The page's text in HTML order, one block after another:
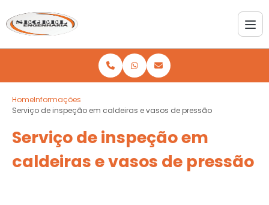
HomeInformações
Serviço de inspeção em caldeiras e vasos de pressão
Serviço de inspeção em
caldeiras e vasos de pressão